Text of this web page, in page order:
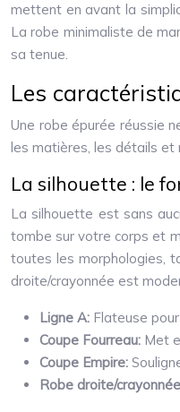
mettent en avant la
La robe minimaliste de
sa tenue.
Les
Une robe épurée réussie
les matières, les détails et
La silhouette : le
La silhouette est sans
tombe sur votre corps et
toutes les morphologies,
droite/crayonnée est
Ligne A: Flateuse
Coupe Fourreau: Met
Coupe Empire:
Robe droite/